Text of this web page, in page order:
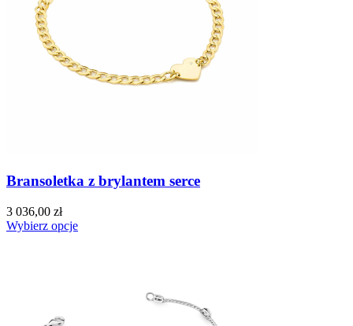
Bransoletka z brylantem serce
3 036,00 zł
Wybierz opcje